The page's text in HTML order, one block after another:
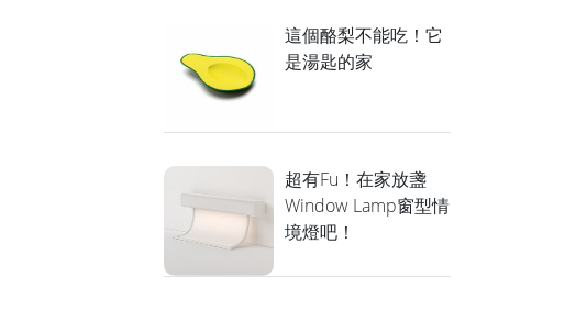
這個酪梨不能吃！它
是湯匙的家
超有Fu！在家放盞
Window Lamp窗型情
境燈吧！